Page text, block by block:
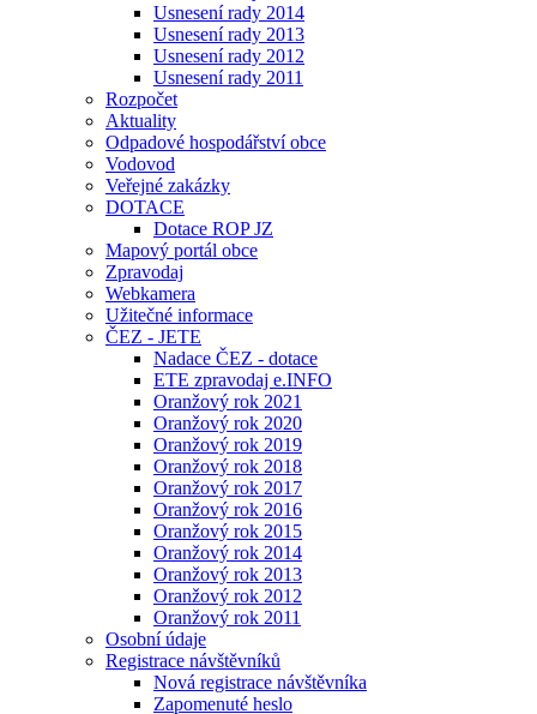
Usnesení rady 2014
Usnesení rady 2013
Usnesení rady 2012
Usnesení rady 2011
Rozpočet
Aktuality
Odpadové hospodářství obce
Vodovod
Veřejné zakázky
DOTACE
Dotace ROP JZ
Mapový portál obce
Zpravodaj
Webkamera
Užitečné informace
ČEZ - JETE
Nadace ČEZ - dotace
ETE zpravodaj e.INFO
Oranžový rok 2021
Oranžový rok 2020
Oranžový rok 2019
Oranžový rok 2018
Oranžový rok 2017
Oranžový rok 2016
Oranžový rok 2015
Oranžový rok 2014
Oranžový rok 2013
Oranžový rok 2012
Oranžový rok 2011
Osobní údaje
Registrace návštěvníků
Nová registrace návštěvníka
Zapomenuté heslo